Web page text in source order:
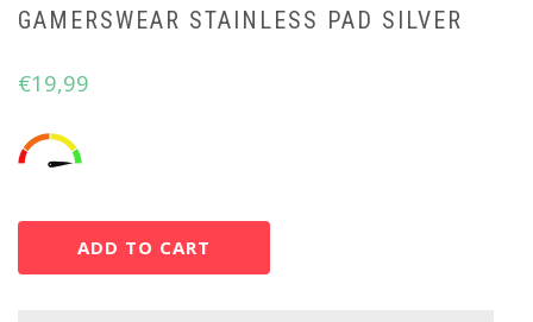
GAMERSWEAR STAINLESS PAD SILVER
€19,99
ADD TO CART